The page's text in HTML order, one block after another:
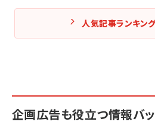
人気記事ランキン
企画広告も役立つ情報バッ